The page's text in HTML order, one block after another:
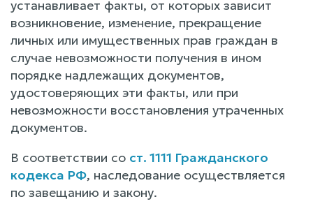
устанавливает факты, от которых зависит
возникновение, изменение, прекращение
личных или имущественных прав граждан в
случае невозможности получения в ином
порядке надлежащих документов,
удостоверяющих эти факты, или при
невозможности восстановления утраченных
документов.
В соответствии со ст. 1111 Гражданского
кодекса РФ, наследование осуществляется
по завещанию и закону.